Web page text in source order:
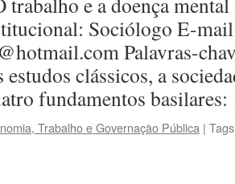
Sociólogo E-
Palavras-
clássicos, a
fundamentos
Trabalho e Governação Pública | Tags